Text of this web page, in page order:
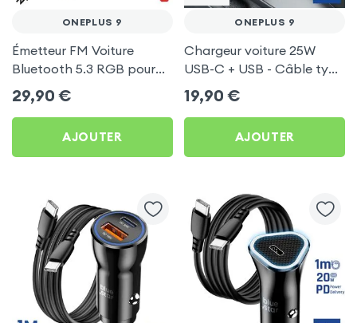
ONEPLUS 9
Émetteur FM Voiture
Bluetooth 5.3 RGB pour
OnePlus 9
29,90 €
AJOUTER
ONEPLUS 9
Chargeur voiture 25W
USB-C + USB - Câble type
C 60W Blue Star pour
OnePlus 9
19,90 €
AJOUTER